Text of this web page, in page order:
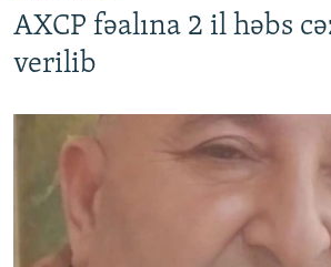
AXCP fəalına 2 il həbs
verilib